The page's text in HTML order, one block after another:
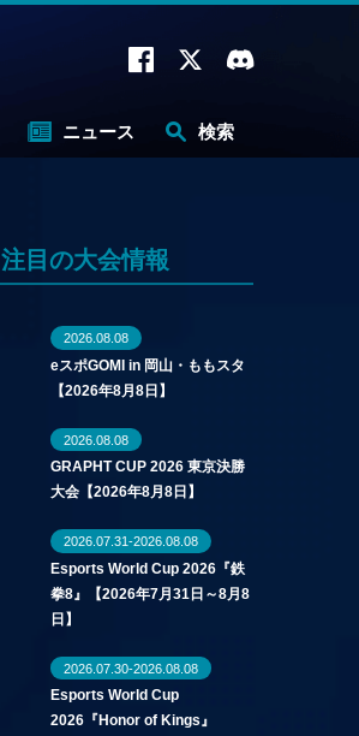
ニュース 検索
注目の大会情報
2026.08.08
eスポGOMI in 岡山・ももスタ
【2026年8月8日】
2026.08.08
GRAPHT CUP 2026 東京決勝
大会【2026年8月8日】
2026.07.31-2026.08.08
Esports World Cup 2026『鉄
拳8』【2026年7月31日～8月8
日】
2026.07.30-2026.08.08
Esports World Cup
2026『Honor of Kings』